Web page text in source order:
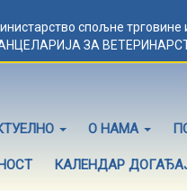
спољне трговине
ЗА
О НАМА
КАЛЕНДАР